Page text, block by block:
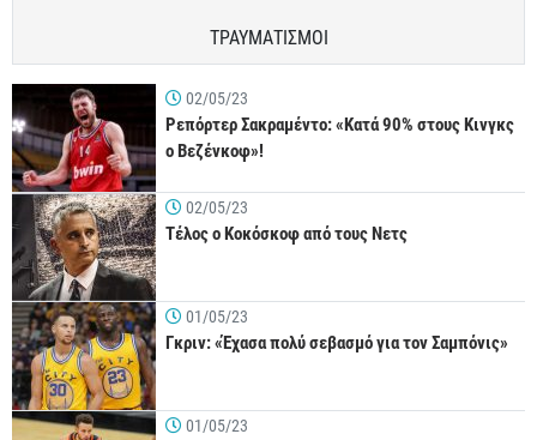
ΤΡΑΥΜΑΤΙΣΜΟΙ
02/05/23
Ρεπόρτερ Σακραμέντο: «Κατά 90% στους Κινγκς
ο Βεζένκοφ»!
02/05/23
Τέλος ο Κοκόσκοφ από τους Νετς
01/05/23
Γκριν: «Έχασα πολύ σεβασμό για τον Σαμπόνις»
01/05/23